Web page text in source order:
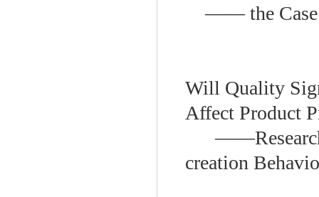
—— the Case
Will Quality
Affect Product
——
creation